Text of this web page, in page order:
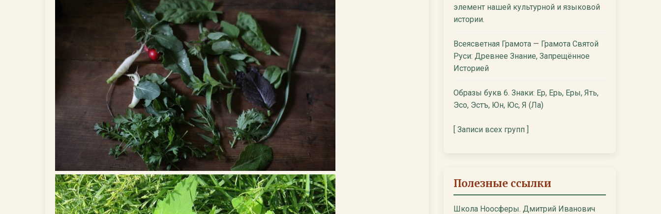
элемент нашей культурной и языковой
истории.
Всеясветная Грамота — Грамота Святой
Руси: Древнее Знание, Запрещённое
Историей
Образы букв 6. Знаки: Ер, Ерь, Еры, Ять,
Эсо, Эстъ, Юн, Юс, Я (Ла)
[ Записи всех групп ]
Полезные ссылки
Школа Ноосферы. Дмитрий Иванович